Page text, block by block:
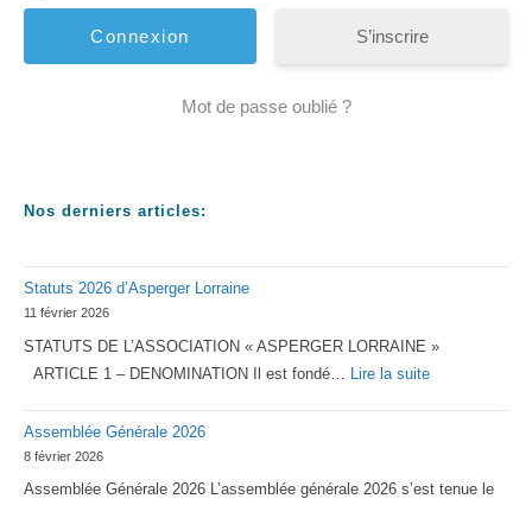
S’inscrire
Mot de passe oublié ?
Nos derniers articles:
Statuts 2026 d’Asperger Lorraine
11 février 2026
STATUTS DE L’ASSOCIATION « ASPERGER LORRAINE »
ARTICLE 1 – DENOMINATION Il est fondé… Lire la suite:
Lorraine
Assemblée Générale 2026
8 février 2026
Assemblée Générale 2026 L’assemblée générale 2026 s’est tenue le